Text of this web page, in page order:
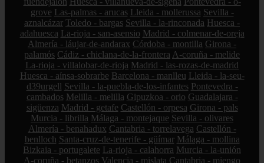
grove Las-palmas - arucas Lleida - mollerussa Sevilla -
aznalcázar Toledo - bargas Sevilla - la-rinconada Huesca -
adahuesca La-rioja - san-asensio Madrid - colmenar-de-oreja
Almería - láujar-de-andarax Córdoba - montilla Girona -
palamós Cádiz - chiclana-de-la-frontera A-coruña - melide
La-rioja - villalobar-de-rioja Madrid - las-rozas-de-madrid
Huesca - aínsa-sobrarbe Barcelona - manlleu Lleida - la-seu-
d39urgell Sevilla - la-puebla-de-los-infantes Pontevedra -
cambados Melilla - melilla Gipuzkoa - orio Guadalajara -
sigüenza Madrid - getafe Castellón - orpesa Girona - pals
Murcia - librilla Málaga - montejaque Sevilla - olivares
Almería - benahadux Cantabria - torrelavega Castellón -
benlloch Santa-cruz-de-tenerife - güímar Málaga - mollina
Bizkaia - portugalete La-rioja - calahorra Murcia - la-unión
A-coruña - betanzos Valencia - mislata Cantabria - miengo